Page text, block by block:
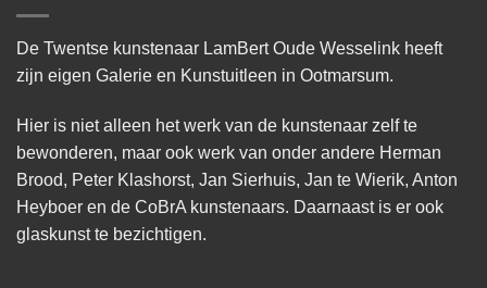
De Twentse kunstenaar LamBert Oude Wesselink heeft
zijn eigen Galerie en Kunstuitleen in Ootmarsum.
Hier is niet alleen het werk van de kunstenaar zelf te
bewonderen, maar ook werk van onder andere Herman
Brood, Peter Klashorst, Jan Sierhuis, Jan te Wierik, Anton
Heyboer en de CoBrA kunstenaars. Daarnaast is er ook
glaskunst te bezichtigen.